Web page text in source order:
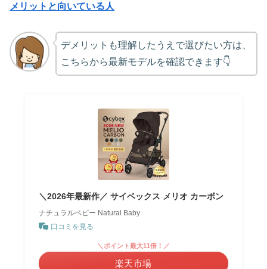
メリットと向いている人
デメリットも理解したうえで選びたい方は、
こちらから最新モデルを確認できます👇
＼2026年最新作／ サイベックス メリオ カーボン
ナチュラルベビー Natural Baby
口コミを見る
＼ポイント最大11倍！／
楽天市場